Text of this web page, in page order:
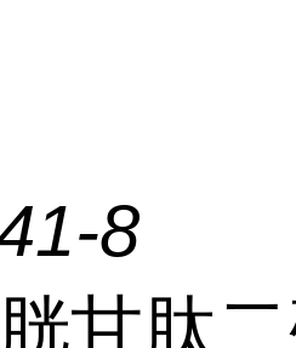
8
甘肽